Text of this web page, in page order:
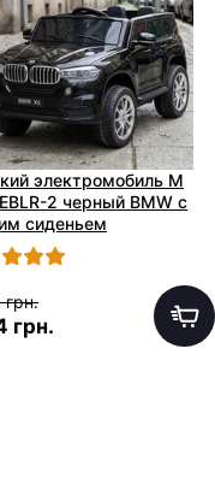
электромобиль M
2 черный BMW с
сиденьем
грн.